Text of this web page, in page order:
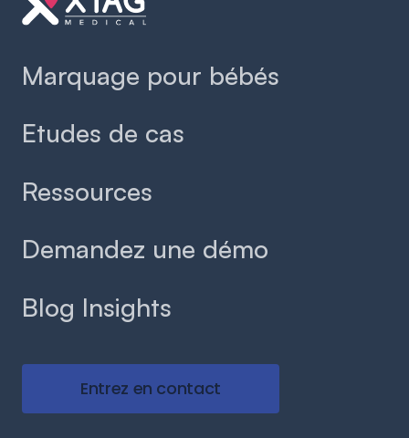
Marquage pour bébés
Etudes de cas
Ressources
Demandez une démo
Blog Insights
Entrez en contact